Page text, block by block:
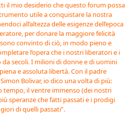
il mio desiderio che questo forum possa
utile a conquistare la nostra
all’altezza delle esigenze dell’epoca
per donare la maggiore felicità
convinto di ciò, in modo pieno e
l’opera che i nostri liberatori e i
secoli. I milioni di donne e di uomini
e assoluta libertà. Con il padre
Bolivar, io dico una volta di più:
tempo, il ventre immenso (dei nostri
speranze che fatti passati e i prodigi
di quelli passati”.